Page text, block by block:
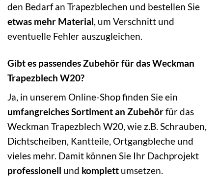
den Bedarf an Trapezblechen und bestellen Sie
etwas mehr Material, um Verschnitt und
eventuelle Fehler auszugleichen.
Gibt es passendes Zubehör für das Weckman
Trapezblech W20?
Ja, in unserem Online-Shop finden Sie ein
umfangreiches Sortiment an Zubehörfür das
Weckman Trapezblech W20, wie z.B. Schrauben,
Dichtscheiben, Kantteile, Ortgangbleche und
vieles mehr. Damit können Sie Ihr Dachprojekt
professionell und komplett umsetzen.